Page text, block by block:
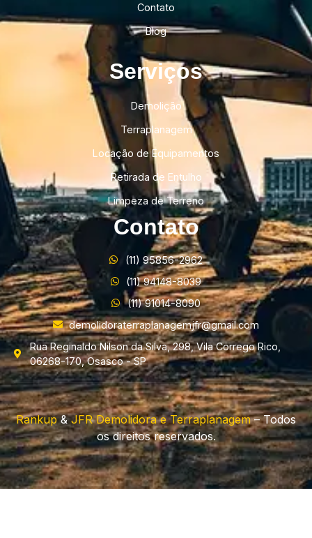
Contato
Blog
Serviços
Demolição
Terraplanagem
Locação de Equipamentos
Retirada de Entulho
Limpeza de Terreno
Contato
(11) 95856-2962
(11) 94148-8039
(11) 91014-8090
demolidoraterraplanagemjfr@gmail.com
Rua Reginaldo Nilson da Silva, 298, Vila Corrego Rico,
06268-170, Osasco - SP
Rankup&JFR Demolidora e Terraplanagem– Todos
os direitos reservados.